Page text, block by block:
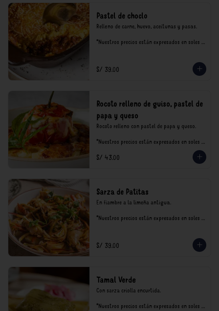
Pastel de choclo
Relleno de carne, huevo, aceitunas y pasas.
*Nuestros precios están expresados en soles e
S/ 39.00
Rocoto relleno de guiso, pastel de
papa y queso
Rocoto relleno con pastel de papa y queso.
*Nuestros precios están expresados en soles e
consumo.
S/ 43.00
Sarza de Patitas
En fiambre a la limeña antigua.
*Nuestros precios están expresados en soles e
S/ 39.00
Tamal Verde
Con sarza criolla encurtida.
*Nuestros precios están expresados en soles e